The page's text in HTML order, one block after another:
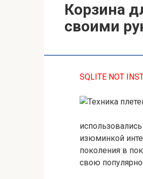
Корзина
своими
SQLITE NOT
изюминкой
поколения в
свою